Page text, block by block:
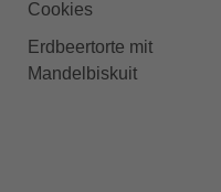
Cookies
Erdbeertorte mit
Mandelbiskuit